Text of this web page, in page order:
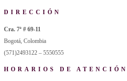
DIRECCIÓN
Cra. 7ª # 69-11
Bogotá, Colombia
(571)2493122 – 5550555
HORARIOS DE ATENCIÓN